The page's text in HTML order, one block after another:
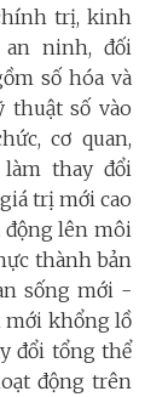
trị, kinh
an ninh, đối
số hóa và
thuật số vào
cơ quan,
thay đổi
trị mới cao
động lên môi
thành bản
sống mới -
mới khổng lồ
đổi tổng thể
động trên